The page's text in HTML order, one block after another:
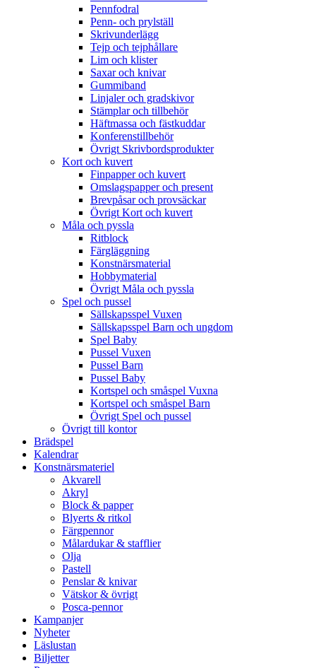
Pennfodral
Penn- och prylställ
Skrivunderlägg
Tejp och tejphållare
Lim och klister
Saxar och knivar
Gummiband
Linjaler och gradskivor
Stämplar och tillbehör
Häftmassa och fästkuddar
Konferenstillbehör
Övrigt Skrivbordsprodukter
Kort och kuvert
Finpapper och kuvert
Omslagspapper och present
Brevpåsar och provsäckar
Övrigt Kort och kuvert
Måla och pyssla
Ritblock
Färgläggning
Konstnärsmaterial
Hobbymaterial
Övrigt Måla och pyssla
Spel och pussel
Sällskapsspel Vuxen
Sällskapsspel Barn och ungdom
Spel Baby
Pussel Vuxen
Pussel Barn
Pussel Baby
Kortspel och småspel Vuxna
Kortspel och småspel Barn
Övrigt Spel och pussel
Övrigt till kontor
Brädspel
Kalendrar
Konstnärsmateriel
Akvarell
Akryl
Block & papper
Blyerts & ritkol
Färgpennor
Målardukar & stafflier
Olja
Pastell
Penslar & knivar
Vätskor & övrigt
Posca-pennor
Kampanjer
Nyheter
Läslustan
Biljetter